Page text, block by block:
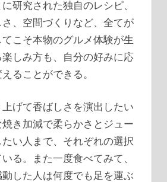
研究された独自のレシピ、
、空間づくりなど、全てが
こそ本物のグルメ体験が生
しみ方も、自分の好みに応
ることができる。
げて香ばしさを演出したい
焼き加減で柔らかさとジュー
い人まで、それぞれの選択
る。また一度食べてみて、
した人は何度でも足を運ぶ